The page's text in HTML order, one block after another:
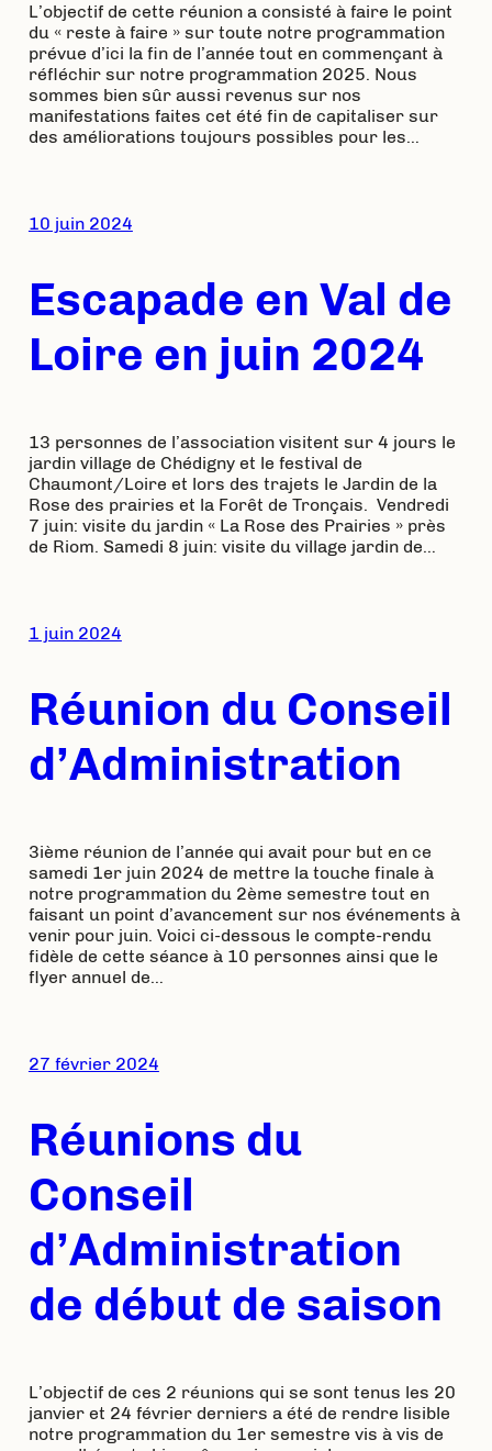
L’objectif de cette réunion a consisté à faire le point
du « reste à faire » sur toute notre programmation
prévue d’ici la fin de l’année tout en commençant à
réfléchir sur notre programmation 2025. Nous
sommes bien sûr aussi revenus sur nos
manifestations faites cet été fin de capitaliser sur
des améliorations toujours possibles pour les…
10 juin 2024
Escapade en Val de
Loire en juin 2024
13 personnes de l’association visitent sur 4 jours le
jardin village de Chédigny et le festival de
Chaumont/Loire et lors des trajets le Jardin de la
Rose des prairies et la Forêt de Tronçais. Vendredi
7 juin: visite du jardin « La Rose des Prairies » près
de Riom. Samedi 8 juin: visite du village jardin de…
1 juin 2024
Réunion du Conseil
d’Administration
3ième réunion de l’année qui avait pour but en ce
samedi 1er juin 2024 de mettre la touche finale à
notre programmation du 2ème semestre tout en
faisant un point d’avancement sur nos événements à
venir pour juin. Voici ci-dessous le compte-rendu
fidèle de cette séance à 10 personnes ainsi que le
flyer annuel de…
27 février 2024
Réunions du
Conseil
d’Administration
de début de saison
L’objectif de ces 2 réunions qui se sont tenus les 20
janvier et 24 février derniers a été de rendre lisible
notre programmation du 1er semestre vis à vis de